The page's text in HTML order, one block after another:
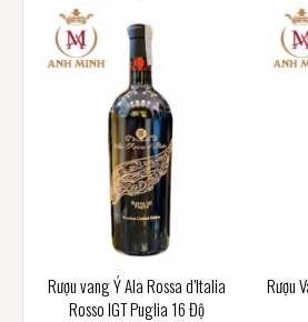
Rượu vang Ý Ala Rossa d’Italia
Rosso IGT Puglia 16 Độ
Rượu